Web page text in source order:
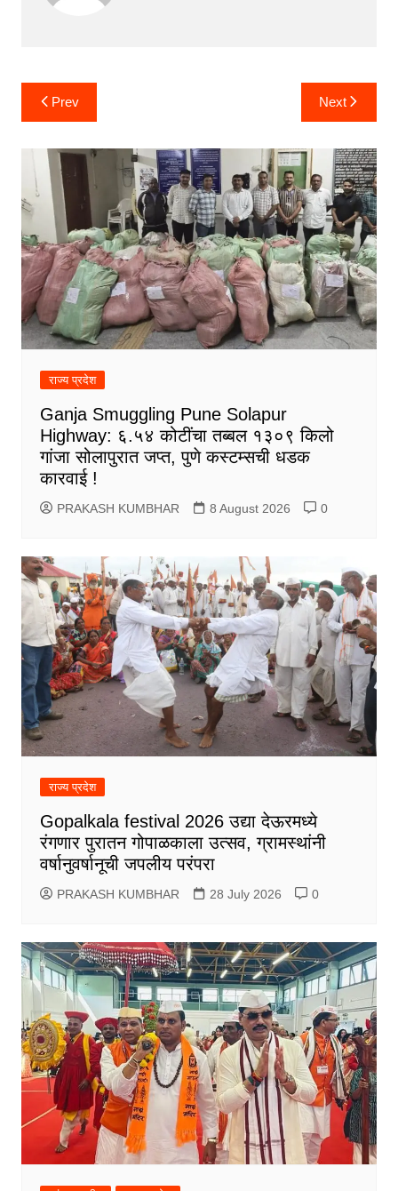
Post
navigation
Prev Next
राज्य प्रदेश
Ganja Smuggling Pune Solapur
Highway: ६.५४ कोटींचा तब्बल १३०९ किलो
गांजा सोलापुरात जप्त, पुणे कस्टम्सची धडक
कारवाई !
PRAKASH KUMBHAR 8 August 2026 0
राज्य प्रदेश
Gopalkala festival 2026 उद्या देऊरमध्ये
रंगणार पुरातन गोपाळकाला उत्सव, ग्रामस्थांनी
वर्षानुवर्षानूची जपलीय परंपरा
PRAKASH KUMBHAR 28 July 2026 0